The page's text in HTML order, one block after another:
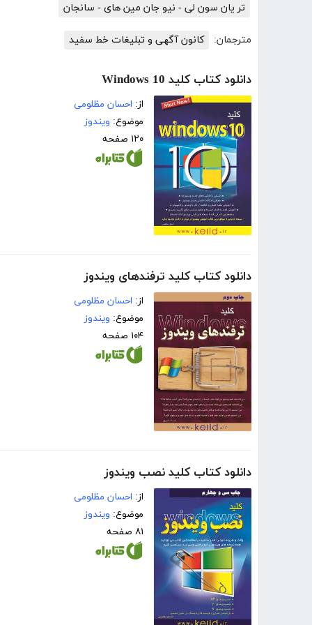
تر یان سون لی - نیو جان مین های - سانجان
مترجمان: کانون آگهی و تبلیغات خط سفید
دانلود کتاب کلید Windows 10
از: احسان مظلومی
موضوع: ویندوز
۱۲۰ صفحه
دانلود کتاب کلید ترفندهای ویندوز
از: احسان مظلومی
موضوع: ویندوز
۱۰۴ صفحه
دانلود کتاب کلید نصب ویندوز
از: احسان مظلومی
موضوع: ویندوز
۸۱ صفحه